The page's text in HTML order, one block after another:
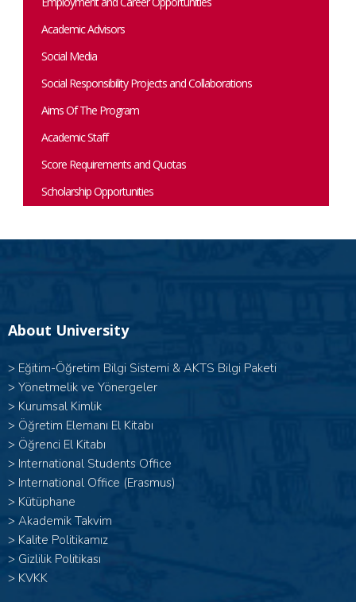
Academic Advisors
Social Media
Social Responsibility Projects and Collaborations
Aims Of The Program
Academic Staff
Score Requirements and Quotas
Scholarship Opportunities
About University
> Eğitim-Öğretim Bilgi Sistemi & AKTS Bilgi Paketi
> Yönetmelik ve Yönergeler
> Kurumsal Kimlik
> Öğretim Elemanı El Kitabı
> Öğrenci El Kitabı
> International Students Office
> International Office (Erasmus)
> Kütüphane
> Akademik Takvim
> Kalite Politikamız
> Gizlilik Politikası
> KVKK